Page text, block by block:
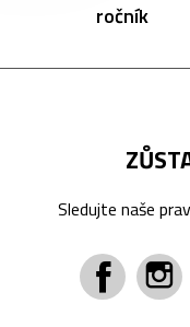
ročník
Sledujte naše